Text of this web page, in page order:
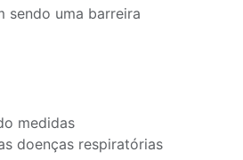
sendo uma barreira
medidas
doenças respiratórias